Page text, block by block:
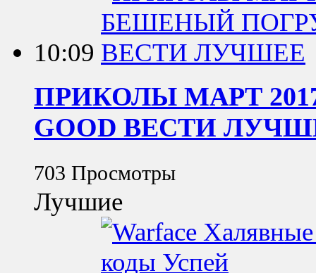
10:09
ПРИКОЛЫ МАРТ
GOOD ВЕСТИ
703 Просмотры
Лучшие